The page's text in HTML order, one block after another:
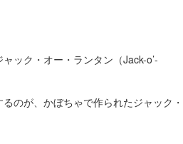
ック・オー・ランタン（Jack-o’-
のが、かぼちゃで作られたジャック・